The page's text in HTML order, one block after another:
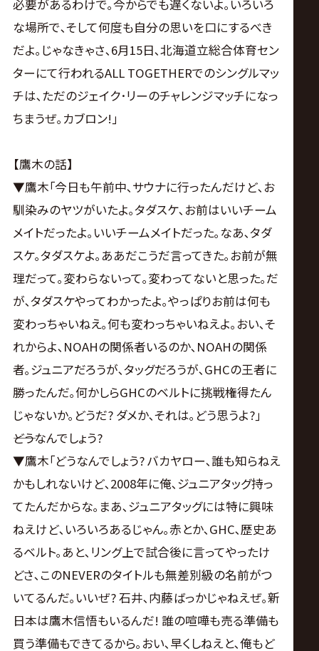
必要があるわけで｡今からでも遅くないよ｡いろいろ
な場所で､そして何度も自分の思いを口にするべき
だよ｡じゃなきゃさ､6月15日､北海道立総合体育セン
ターにて行われるALL TOGETHERでのシングルマッ
チは､ただのジェイク･リーのチャレンジマッチになっ
ちまうぜ｡カブロン!｣
【鷹木の話】
▼鷹木｢今日も午前中､サウナに行ったんだけど､お
馴染みのヤツがいたよ｡タダスケ､お前はいいチーム
メイトだったよ｡いいチームメイトだった｡なあ､タダ
スケ｡タダスケよ｡ああだこうだ言ってきた｡お前が無
理だって｡変わらないって｡変わってないと思った｡だ
が､タダスケやってわかったよ｡やっぱりお前は何も
変わっちゃいねえ｡何も変わっちゃいねえよ｡おい､そ
れからよ､NOAHの関係者いるのか､NOAHの関係
者｡ジュニアだろうが､タッグだろうが､GHCの王者に
勝ったんだ｡何かしらGHCのベルトに挑戦権得たん
じゃないか｡どうだ? ダメか､それは｡どう思うよ?｣
――どうなんでしょう?
▼鷹木｢どうなんでしょう? バカヤロー､誰も知らねえ
かもしれないけど､2008年に俺､ジュニアタッグ持っ
てたんだからな｡まあ､ジュニアタッグには特に興味
ねえけど､いろいろあるじゃん｡赤とか､GHC､歴史あ
るベルト｡あと､リング上で試合後に言ってやったけ
どさ､このNEVERのタイトルも無差別級の名前がつ
いてるんだ｡いいぜ? 石井､内藤ばっかじゃねえぜ｡新
日本は鷹木信悟もいるんだ! 誰の喧嘩も売る準備も
買う準備もできてるから｡おい､早くしねえと､俺もど